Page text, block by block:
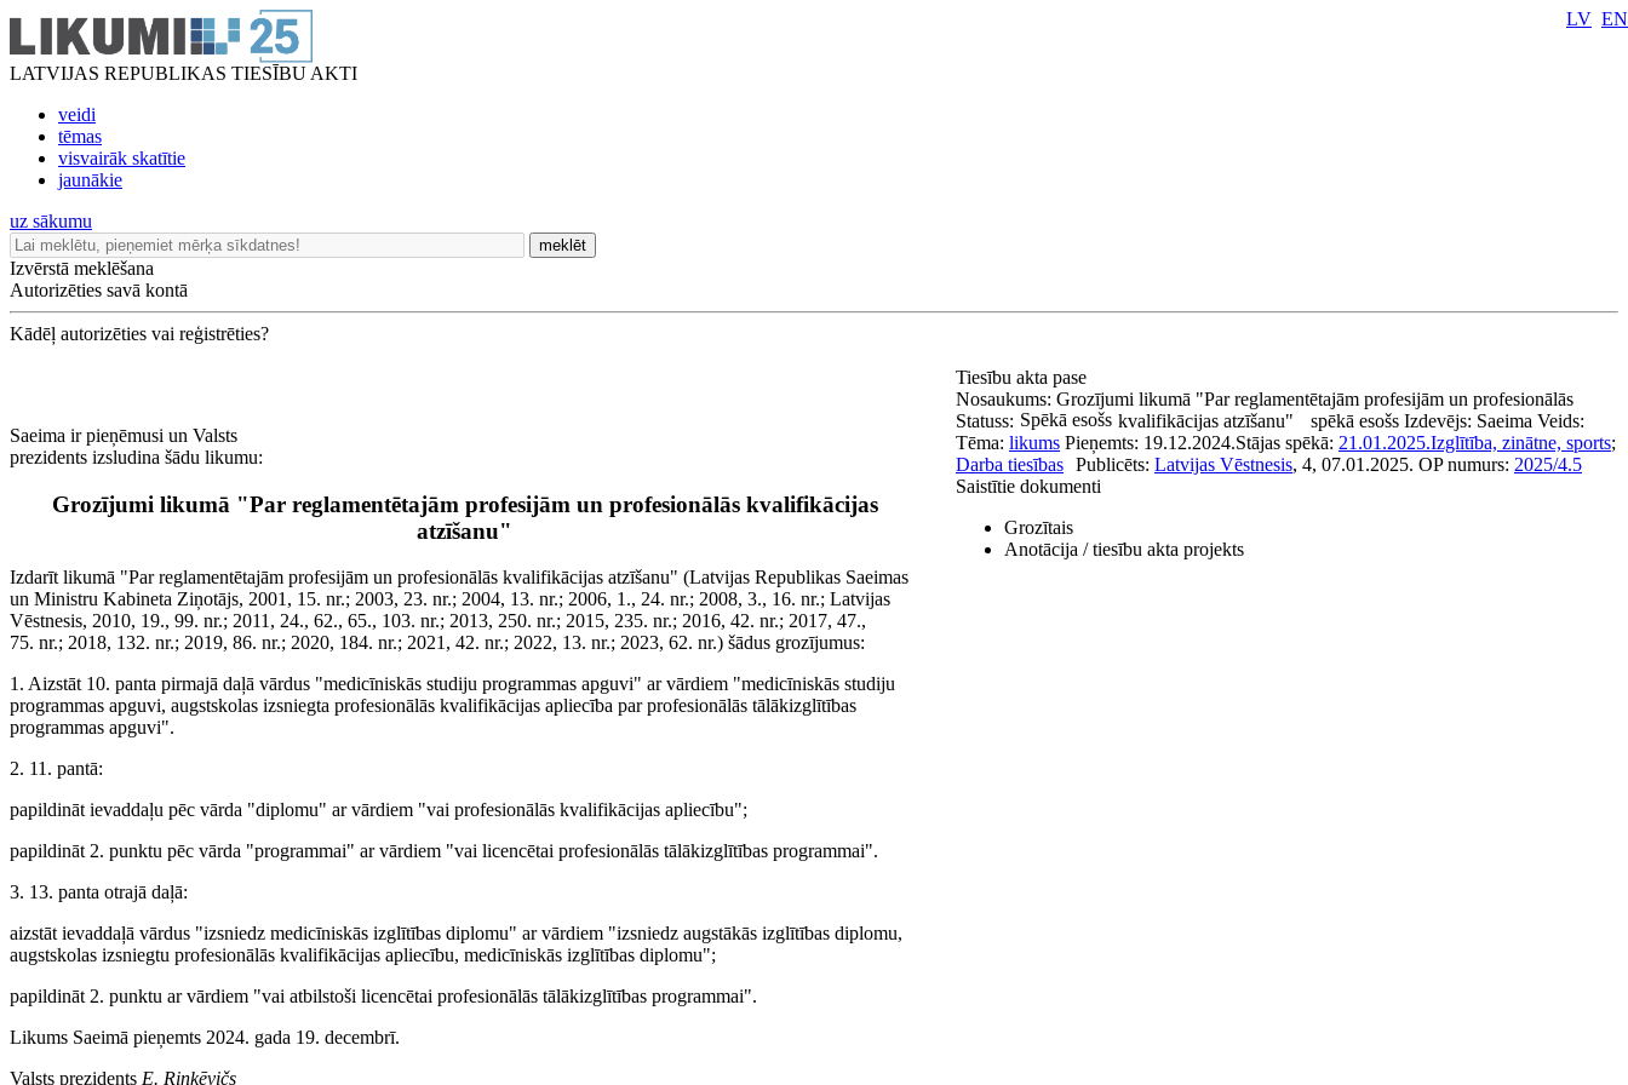
LATVIJAS REPUBLIKAS TIESĪBU AKTI
veidi
tēmas
visvairāk skatītie
jaunākie
LV EN
uz sākumu
meklēt
Izvērstā meklēšana
Autorizēties savā kontā
Kādēļ autorizēties vai reģistrēties?
Saeima ir pieņēmusi un Valsts
prezidents izsludina šādu likumu:
Grozījumi likumā "Par reglamentētajām profesijām un profesionālās kvalifikācijas
atzīšanu"
Izdarīt likumā "Par reglamentētajām profesijām un profesionālās kvalifikācijas atzīšanu" (Latvijas Republikas Saeimas
un Ministru Kabineta Ziņotājs, 2001, 15. nr.; 2003, 23. nr.; 2004, 13. nr.; 2006, 1., 24. nr.; 2008, 3., 16. nr.; Latvijas
Vēstnesis, 2010, 19., 99. nr.; 2011, 24., 62., 65., 103. nr.; 2013, 250. nr.; 2015, 235. nr.; 2016, 42. nr.; 2017, 47.,
75. nr.; 2018, 132. nr.; 2019, 86. nr.; 2020, 184. nr.; 2021, 42. nr.; 2022, 13. nr.; 2023, 62. nr.) šādus grozījumus:
1. Aizstāt 10. panta pirmajā daļā vārdus "medicīniskās studiju programmas apguvi" ar vārdiem "medicīniskās studiju
programmas apguvi, augstskolas izsniegta profesionālās kvalifikācijas apliecība par profesionālās tālākizglītības
programmas apguvi".
2. 11. pantā:
papildināt ievaddaļu pēc vārda "diplomu" ar vārdiem "vai profesionālās kvalifikācijas apliecību";
papildināt 2. punktu pēc vārda "programmai" ar vārdiem "vai licencētai profesionālās tālākizglītības programmai".
3. 13. panta otrajā daļā:
aizstāt ievaddaļā vārdus "izsniedz medicīniskās izglītības diplomu" ar vārdiem "izsniedz augstākās izglītības diplomu,
augstskolas izsniegtu profesionālās kvalifikācijas apliecību, medicīniskās izglītības diplomu";
papildināt 2. punktu ar vārdiem "vai atbilstoši licencētai profesionālās tālākizglītības programmai".
Likums Saeimā pieņemts 2024. gada 19. decembrī.
Valsts prezidents E. Rinkēvičs
Tiesību akta pase
Nosaukums: Grozījumi likumā "Par reglamentētajām profesijām un profesionālās
kvalifikācijas atzīšanu"
Statuss: Spēkā esošs spēkā esošs Izdevējs: Saeima Veids:
likums Pieņemts: 19.12.2024.Stājas spēkā: 21.01.2025.
Tēma: Izglītība, zinātne, sports;
Darba tiesības Publicēts: Latvijas Vēstnesis, 4, 07.01.2025. OP numurs: 2025/4.5
Saistītie dokumenti
Grozītais
Anotācija / tiesību akta projekts